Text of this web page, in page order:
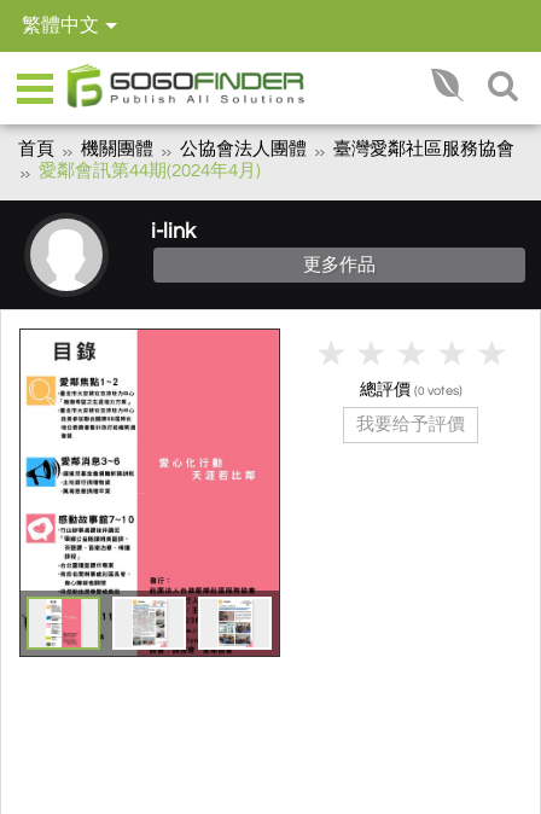
繁體中文
首頁 機關團體 公協會法人團體
臺灣愛鄰社區服務協會
愛鄰會訊第44期(2024年4月)
i-link
更多作品
總評價 (0 votes)
我要给予評價